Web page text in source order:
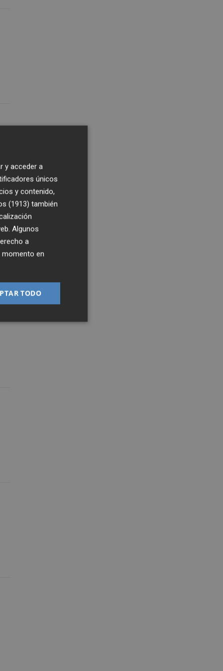
y acceder a
únicos
y contenido,
(1913) también
Algunos
a
momento en
TODO